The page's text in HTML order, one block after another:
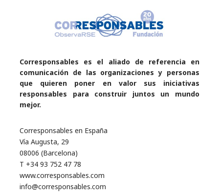
Corresponsables es el aliado de referencia en
comunicación de las organizaciones y personas
que quieren poner en valor sus iniciativas
responsables para construir juntos un mundo
mejor.
Corresponsables en España
Vía Augusta, 29
08006 (Barcelona)
T +34 93 752 47 78
www.corresponsables.com
info@corresponsables.com